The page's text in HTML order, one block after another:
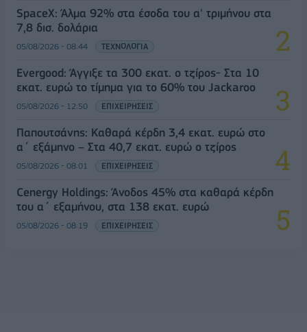
SpaceX: Άλμα 92% στα έσοδα του α' τριμήνου στα
7,8 δισ. δολάρια
05/08/2026 - 08:44 ΤΕΧΝΟΛΟΓΙΑ
Evergood: Άγγιξε τα 300 εκατ. ο τζίρος- Στα 10
εκατ. ευρώ το τίμημα για το 60% του Jackaroo
05/08/2026 - 12:50 ΕΠΙΧΕΙΡΗΣΕΙΣ
Παπουτσάνης: Καθαρά κέρδη 3,4 εκατ. ευρώ στο
α΄ εξάμηνο – Στα 40,7 εκατ. ευρώ ο τζίρος
05/08/2026 - 08:01 ΕΠΙΧΕΙΡΗΣΕΙΣ
Cenergy Holdings: Άνοδος 45% στα καθαρά κέρδη
του α΄ εξαμήνου, στα 138 εκατ. ευρώ
05/08/2026 - 08:19 ΕΠΙΧΕΙΡΗΣΕΙΣ